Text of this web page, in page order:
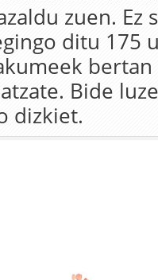
zuen. Ez
ditu 175
Bide
dizkiet.